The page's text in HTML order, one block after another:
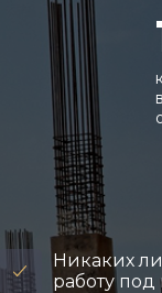
Никаких
работу под